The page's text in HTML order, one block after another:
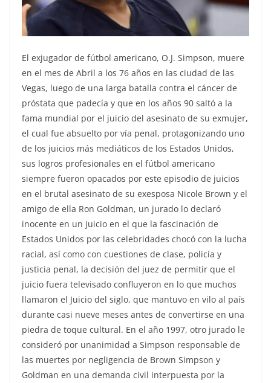
El exjugador de fútbol americano, O.J. Simpson, muere
en el mes de Abril a los 76 años en las ciudad de las
Vegas, luego de una larga batalla contra el cáncer de
próstata que padecía y que en los años 90 saltó a la
fama mundial por el juicio del asesinato de su exmujer,
el cual fue absuelto por vía penal, protagonizando uno
de los juicios más mediáticos de los Estados Unidos,
sus logros profesionales en el fútbol americano
siempre fueron opacados por este episodio de juicios
en el brutal asesinato de su exesposa Nicole Brown y el
amigo de ella Ron Goldman, un jurado lo declaró
inocente en un juicio en el que la fascinación de
Estados Unidos por las celebridades chocó con la lucha
racial, así como con cuestiones de clase, policía y
justicia penal, la decisión del juez de permitir que el
juicio fuera televisado confluyeron en lo que muchos
llamaron el Juicio del siglo, que mantuvo en vilo al país
durante casi nueve meses antes de convertirse en una
piedra de toque cultural. En el año 1997, otro jurado le
consideró por unanimidad a Simpson responsable de
las muertes por negligencia de Brown Simpson y
Goldman en una demanda civil interpuesta por la